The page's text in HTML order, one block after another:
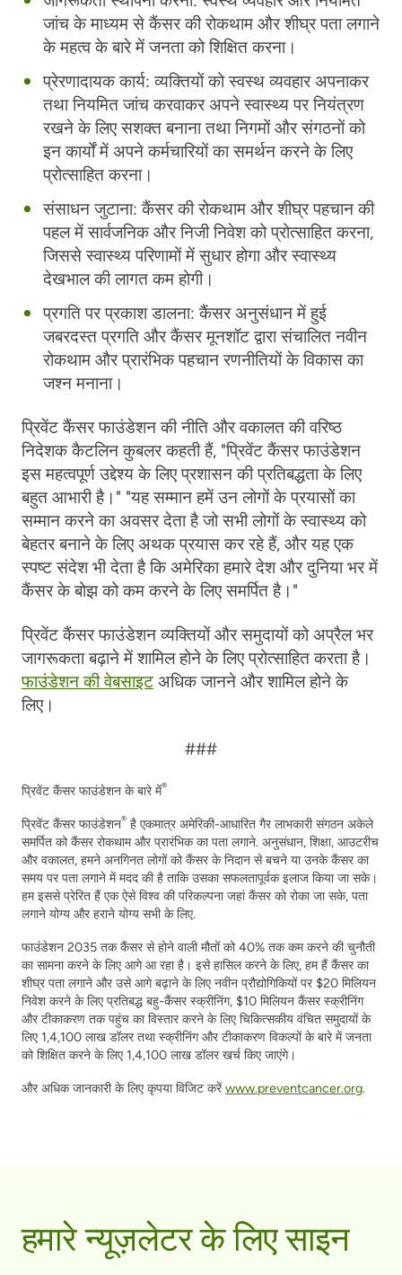
जांच के माध्यम से कैंसर की रोकथाम और शीघ्र पता लगाने
के महत्व के बारे में जनता को शिक्षित करना।
प्रेरणादायक कार्य: व्यक्तियों को स्वस्थ व्यवहार अपनाकर
तथा नियमित जांच करवाकर अपने स्वास्थ्य पर नियंत्रण
रखने के लिए सशक्त बनाना तथा निगमों और संगठनों को
इन कार्यों में अपने कर्मचारियों का समर्थन करने के लिए
प्रोत्साहित करना।
संसाधन जुटाना: कैंसर की रोकथाम और शीघ्र पहचान की
पहल में सार्वजनिक और निजी निवेश को प्रोत्साहित करना,
जिससे स्वास्थ्य परिणामों में सुधार होगा और स्वास्थ्य
देखभाल की लागत कम होगी।
प्रगति पर प्रकाश डालना: कैंसर अनुसंधान में हुई
जबरदस्त प्रगति और कैंसर मूनशॉट द्वारा संचालित नवीन
रोकथाम और प्रारंभिक पहचान रणनीतियों के विकास का
जश्न मनाना।
प्रिवेंट कैंसर फाउंडेशन की नीति और वकालत की वरिष्ठ
निदेशक कैटलिन कुबलर कहती हैं, "प्रिवेंट कैंसर फाउंडेशन
इस महत्वपूर्ण उद्देश्य के लिए प्रशासन की प्रतिबद्धता के लिए
बहुत आभारी है।" "यह सम्मान हमें उन लोगों के प्रयासों का
सम्मान करने का अवसर देता है जो सभी लोगों के स्वास्थ्य को
बेहतर बनाने के लिए अथक प्रयास कर रहे हैं, और यह एक
स्पष्ट संदेश भी देता है कि अमेरिका हमारे देश और दुनिया भर में
कैंसर के बोझ को कम करने के लिए समर्पित है।"
प्रिवेंट कैंसर फाउंडेशन व्यक्तियों और समुदायों को अप्रैल भर
जागरूकता बढ़ाने में शामिल होने के लिए प्रोत्साहित करता है।
फाउंडेशन की वेबसाइटअधिक जानने और शामिल होने के
लिए।
###
प्रिवेंट कैंसर फाउंडेशन के बारे में®
प्रिवेंट कैंसर फाउंडेशन®है एकमात्र अमेरिकी-आधारितगैर लाभकारी संगठन अकेले
समर्पित कोकैंसररोकथाम और प्रारंभिकका पता लगाने.अनुसंधान, शिक्षा, आउटरीच
और वकालत,हमने अनगिनत लोगों को कैंसर के निदान से बचने या उनके कैंसर का
समय पर पता लगाने में मदद की है ताकि उसका सफलतापूर्वक इलाज किया जा सके।
हम इससे प्रेरित हैंएक ऐसे विश्व की परिकल्पना जहां कैंसर को रोका जा सके, पता
लगाने योग्यऔर हराने योग्यसभी के लिए.
फाउंडेशन 2035 तक कैंसर से होने वाली मौतों को 40% तक कम करने की चुनौती
का सामना करने के लिए आगे आ रहा है। इसे हासिल करने के लिए, हम हैंकैंसर का
शीघ्र पता लगाने और उसे आगे बढ़ाने के लिए नवीन प्रौद्योगिकियों पर $20 मिलियन
निवेश करने के लिए प्रतिबद्ध बहु-कैंसर स्क्रीनिंग, $10 मिलियन कैंसर स्क्रीनिंग
और टीकाकरण तक पहुंच का विस्तार करने के लिए चिकित्सकीय वंचित समुदायों के
लिए 1,4,100 लाख डॉलर तथा स्क्रीनिंग और टीकाकरण विकल्पों के बारे में जनता
को शिक्षित करने के लिए 1,4,100 लाख डॉलर खर्च किए जाएंगे।
और अधिक जानकारी के लिए कृपया विजिट करेंwww.preventcancer.org.
हमारे न्यूज़लेटर के लिए साइन